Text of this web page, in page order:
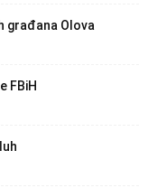
građana Olova
FBiH